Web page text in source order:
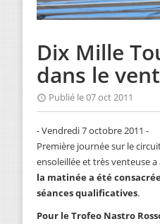
Dix Mille
dans le vent
Publié le 07 oct 2011
- Vendredi 7 octobre 2011 -
Première journée sur le
ensoleillée et très venteuse
la matinée a été
séances qualificatives.
Pour le Trofeo Nastro